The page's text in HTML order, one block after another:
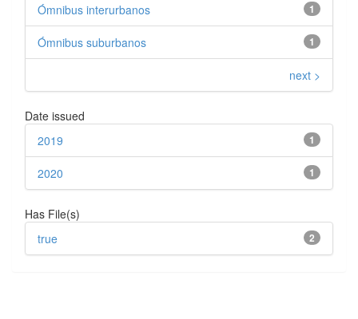
1
Ómnibus interurbanos
1
Ómnibus suburbanos
next >
Date issued
1
2019
1
2020
Has File(s)
2
true